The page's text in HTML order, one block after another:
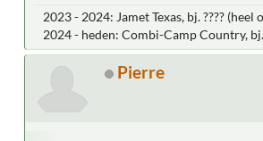
2023 - 2024: Jamet Texas, bj. ???? (heel
2024 - heden: Combi-Camp Country,
Pierre